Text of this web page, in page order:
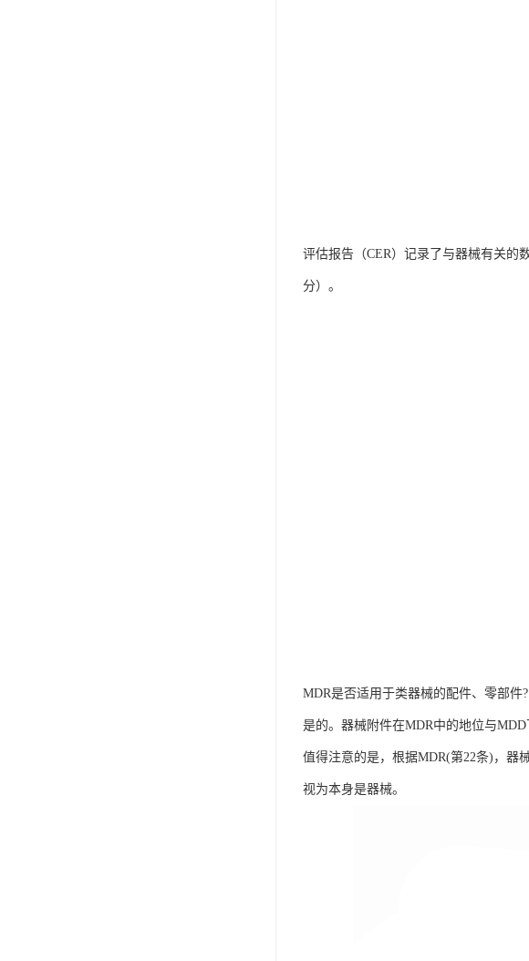
评估报告（CER）记录了与器械有关的
分）。
MDR是否适用于类器械的配件、零部件?
是的。器械附件在MDR中的地位与
值得注意的是，根据MDR(第22条)，器
视为本身是器械。